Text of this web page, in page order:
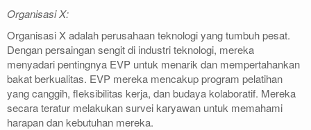
Organisasi X:
Organisasi X adalah perusahaan teknologi yang tumbuh pesat.
Dengan persaingan sengit di industri teknologi, mereka
menyadari pentingnya EVP untuk menarik dan mempertahankan
bakat berkualitas. EVP mereka mencakup program pelatihan
yang canggih, fleksibilitas kerja, dan budaya kolaboratif. Mereka
secara teratur melakukan survei karyawan untuk memahami
harapan dan kebutuhan mereka.